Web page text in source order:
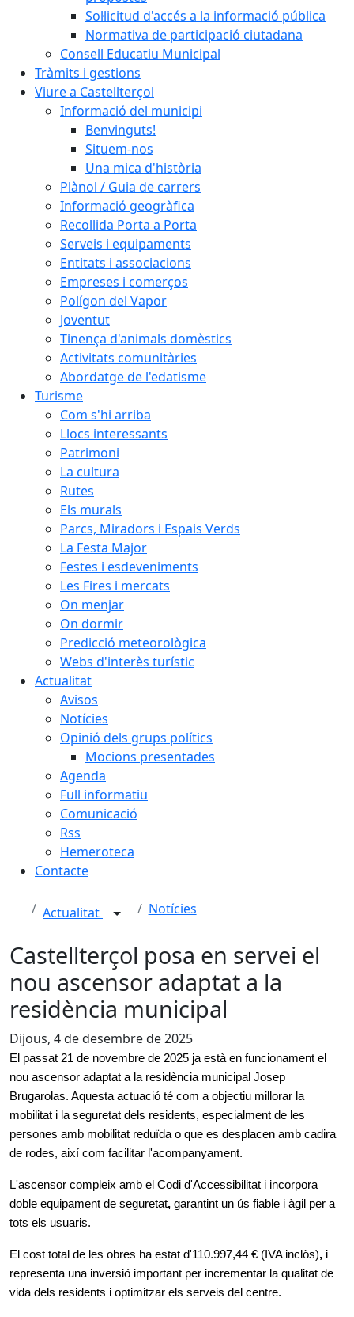
Sol·licitud d'accés a la informació pública
Normativa de participació ciutadana
Consell Educatiu Municipal
Tràmits i gestions
Viure a Castellterçol
Informació del municipi
Benvinguts!
Situem-nos
Una mica d'història
Plànol / Guia de carrers
Informació geogràfica
Recollida Porta a Porta
Serveis i equipaments
Entitats i associacions
Empreses i comerços
Polígon del Vapor
Joventut
Tinença d'animals domèstics
Activitats comunitàries
Abordatge de l'edatisme
Turisme
Com s'hi arriba
Llocs interessants
Patrimoni
La cultura
Rutes
Els murals
Parcs, Miradors i Espais Verds
La Festa Major
Festes i esdeveniments
Les Fires i mercats
On menjar
On dormir
Predicció meteorològica
Webs d'interès turístic
Actualitat
Avisos
Notícies
Opinió dels grups polítics
Mocions presentades
Agenda
Full informatiu
Comunicació
Rss
Hemeroteca
Contacte
Actualitat Notícies
Castellterçol posa en servei el
nou ascensor adaptat a la
residència municipal
Dijous, 4 de desembre de 2025
El passat 21 de novembre de 2025 ja està en funcionament el
nou ascensor adaptat a la residència municipa l Josep
Brugarolas. Aquesta actuació té com a objectiu millorar la
mobilitat i la seguretat dels residents, especialment de les
persones amb mobilitat reduïda o que es desplacen amb cadira
de rodes, així com facilitar l'acompanyament.
L'ascensor compleix amb el Codi d'Accessibilitat i incorpora
doble equipament de seguretat, garantint un ús fiable i àgil per a
tots els usuaris.
El cost total de les obres ha estat d'110.997,44 € (IVA inclòs), i
representa una inversió important per incrementar la qualitat de
vida dels residents i optimitzar els serveis del centre.